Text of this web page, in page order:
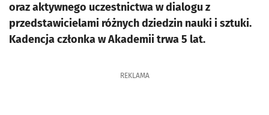
oraz aktywnego uczestnictwa w dialogu z
przedstawicielami różnych dziedzin nauki i sztuki.
Kadencja członka w Akademii trwa 5 lat.
REKLAMA